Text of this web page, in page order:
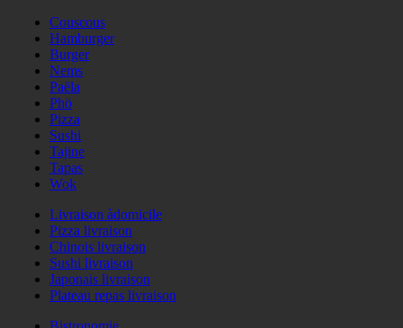
Couscous
Hamburger
Burger
Nems
Paëla
Phö
Pizza
Sushi
Tajine
Tapas
Wok
Livraison àdomicile
Pizza livraison
Chinois livraison
Sushi livraison
Japonais livraison
Plateau repas livraison